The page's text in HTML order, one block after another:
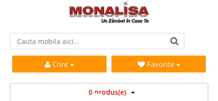
Cont Favorite
0 produs(e)